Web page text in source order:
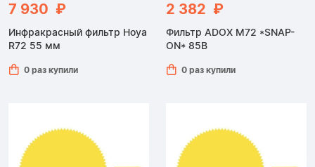
7 930 ₽
Инфракрасный фильтр Hoya
R72 55 мм
0 раз купили
2 382 ₽
Фильтр ADOX M72 *SNAP-
ON* 85B
0 раз купили